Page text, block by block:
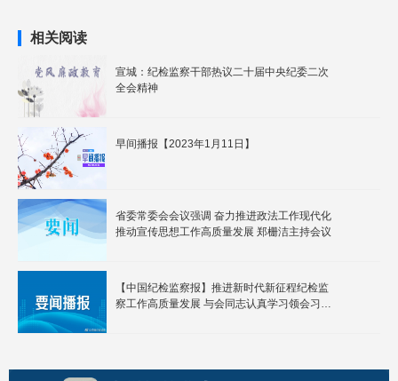
相关阅读
宣城：纪检监察干部热议二十届中央纪委二次
全会精神
早间播报【2023年1月11日】
省委常委会会议强调 奋力推进政法工作现代化
推动宣传思想工作高质量发展 郑栅洁主持会议
【中国纪检监察报】推进新时代新征程纪检监
察工作高质量发展 与会同志认真学习领会习近